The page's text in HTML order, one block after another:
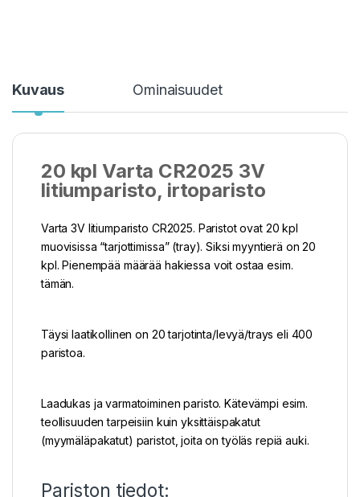
Kuvaus Ominaisuudet
20 kpl Varta CR2025 3V
litiumparisto, irtoparisto
Varta 3V litiumparisto CR2025. Paristot ovat 20 kpl
muovisissa “tarjottimissa” (tray). Siksi myyntierä on 20
kpl. Pienempää määrää hakiessa voit ostaa esim.
tämän.
Täysi laatikollinen on 20 tarjotinta/levyä/trays eli 400
paristoa.
Laadukas ja varmatoiminen paristo. Kätevämpi esim.
teollisuuden tarpeisiin kuin yksittäispakatut
(myymäläpakatut) paristot, joita on työläs repiä auki.
Pariston tiedot: